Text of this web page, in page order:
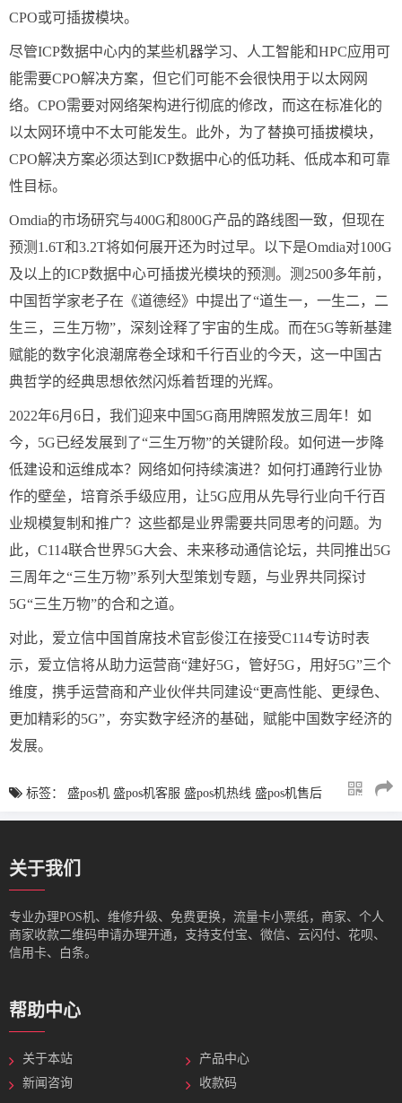
CPO或可插拔模块。
尽管ICP数据中心内的某些机器学习、人工智能和HPC应用可
能需要CPO解决方案，但它们可能不会很快用于以太网网
络。CPO需要对网络架构进行彻底的修改，而这在标准化的
以太网环境中不太可能发生。此外，为了替换可插拔模块，
CPO解决方案必须达到ICP数据中心的低功耗、低成本和可靠
性目标。
Omdia的市场研究与400G和800G产品的路线图一致，但现在
预测1.6T和3.2T将如何展开还为时过早。以下是Omdia对100G
及以上的ICP数据中心可插拔光模块的预测。测2500多年前，
中国哲学家老子在《道德经》中提出了“道生一，一生二，二
生三，三生万物”，深刻诠释了宇宙的生成。而在5G等新基建
赋能的数字化浪潮席卷全球和千行百业的今天，这一中国古
典哲学的经典思想依然闪烁着哲理的光辉。
2022年6月6日，我们迎来中国5G商用牌照发放三周年！如
今，5G已经发展到了“三生万物”的关键阶段。如何进一步降
低建设和运维成本？网络如何持续演进？如何打通跨行业协
作的壁垒，培育杀手级应用，让5G应用从先导行业向千行百
业规模复制和推广？这些都是业界需要共同思考的问题。为
此，C114联合世界5G大会、未来移动通信论坛，共同推出5G
三周年之“三生万物”系列大型策划专题，与业界共同探讨
5G“三生万物”的合和之道。
对此，爱立信中国首席技术官彭俊江在接受C114专访时表
示，爱立信将从助力运营商“建好5G，管好5G，用好5G”三个
维度，携手运营商和产业伙伴共同建设“更高性能、更绿色、
更加精彩的5G”，夯实数字经济的基础，赋能中国数字经济的
发展。
标签： 盛pos机 盛pos机客服 盛pos机热线 盛pos机售后
关于我们
专业办理POS机、维修升级、免费更换，流量卡小票纸，商家、个人
商家收款二维码申请办理开通，支持支付宝、微信、云闪付、花呗、
信用卡、白条。
帮助中心
关于本站
产品中心
新闻咨询
收款码